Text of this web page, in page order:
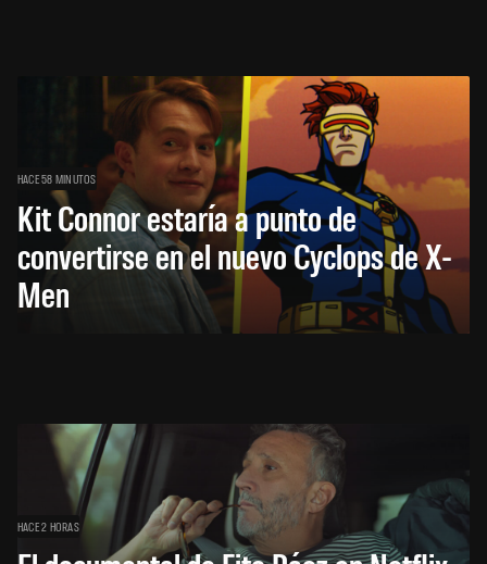
HACE 58 MINUTOS
Kit Connor estaría a punto de
convertirse en el nuevo Cyclops de X-
Men
HACE 2 HORAS